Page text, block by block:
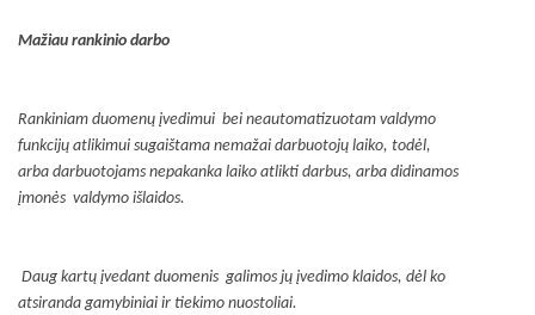
Mažiau rankinio darbo
Rankiniam duomenų įvedimui bei neautomatizuotam valdymo
funkcijų atlikimui sugaištama nemažai darbuotojų laiko, todėl,
arba darbuotojams nepakanka laiko atlikti darbus, arba didinamos
įmonės valdymo išlaidos.
Daug kartų įvedant duomenis galimos jų įvedimo klaidos, dėl ko
atsiranda gamybiniai ir tiekimo nuostoliai.